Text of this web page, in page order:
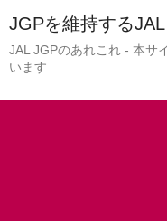
JGPを維持するJAL
JAL JGPのあれこれ - 本サ
います